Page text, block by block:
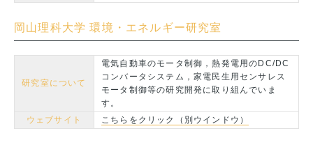
岡山理科大学 環境・エネルギー研究室
研究室について
電気自動車のモータ制御，熱発電用のDC/DC
コンバータシステム，家電民生用センサレス
モータ制御等の研究開発に取り組んでいま
す。
ウェブサイト
こちらをクリック（別ウインドウ）